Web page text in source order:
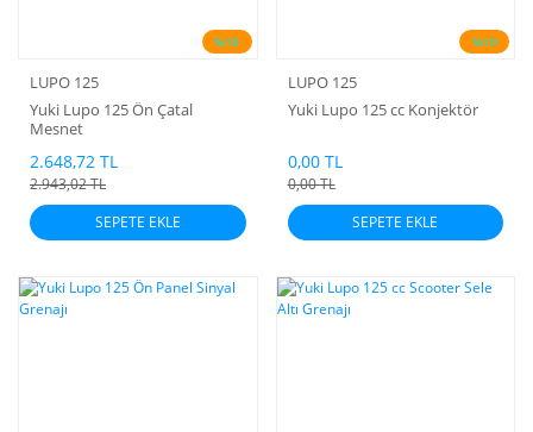
%10
LUPO 125
Yuki Lupo 125 Ön Çatal
Mesnet
2.648,72 TL
2.943,02 TL
SEPETE EKLE
%10
LUPO 125
Yuki Lupo 125 cc Konjektör
0,00 TL
0,00 TL
SEPETE EKLE